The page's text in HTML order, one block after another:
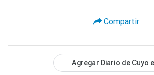
Compartir
Agregar Diario de Cuyo